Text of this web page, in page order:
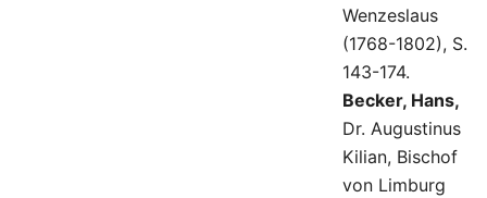
Wenzeslaus
(1768-1802), S.
143-174.
Becker, Hans,
Dr. Augustinus
Kilian, Bischof
von Limburg